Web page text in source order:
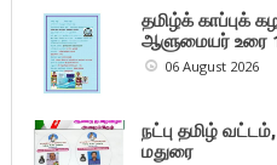
தமிழ்க்
ஆளுமையர் உரை
06 August 2026
நட்பு தமிழ்
மதுரை